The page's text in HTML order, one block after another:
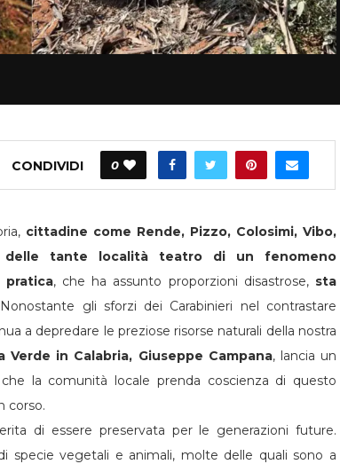
CONDIVIDI 0
cittadine come Rende, Pizzo, Colosimi, Vibo,
tante località teatro di un fenomeno
pratica, che ha assunto proporzioni disastrose, sta
Nonostante gli sforzi dei Carabinieri nel contrastare
a depredare le preziose risorse naturali della nostra
Verde in Calabria, Giuseppe Campana, lancia un
la comunità locale prenda coscienza di questo
corso.
di essere preservata per le generazioni future.
specie vegetali e animali, molte delle quali sono a